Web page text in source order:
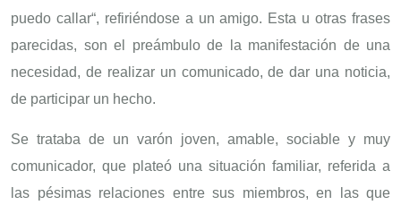
puedo callar“, refiriéndose a un amigo. Esta u otras frases
parecidas, son el preámbulo de la manifestación de una
necesidad, de realizar un comunicado, de dar una noticia,
de participar un hecho.
Se trataba de un varón joven, amable, sociable y muy
comunicador, que plateó una situación familiar, referida a
las pésimas relaciones entre sus miembros, en las que